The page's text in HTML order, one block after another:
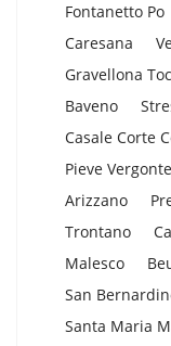
Fontanetto Po
Caresana
Gravellona
Baveno
Casale Corte
Pieve Vergonte
Arizzano
Trontano
Malesco
San
Santa Maria